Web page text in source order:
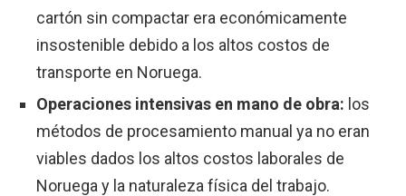
cartón sin compactar era económicamente
insostenible debido a los altos costos de
transporte en Noruega.
Operaciones intensivas en mano de obra: los
métodos de procesamiento manual ya no eran
viables dados los altos costos laborales de
Noruega y la naturaleza física del trabajo.